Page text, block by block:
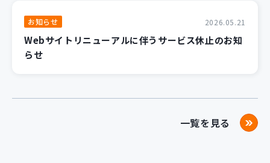
お知らせ 2026.05.21
Webサイトリニューアルに伴うサービス休止のお知
らせ
一覧を見る